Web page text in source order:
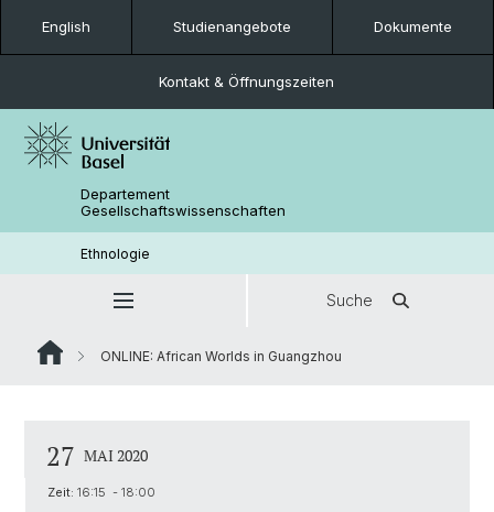
English Studienangebote Dokumente
Kontakt & Öffnungszeiten
Departement
Gesellschaftswissenschaften
Ethnologie
Suche
ONLINE: African Worlds in Guangzhou
27 MAI 2020
Zeit: 16:15 - 18:00